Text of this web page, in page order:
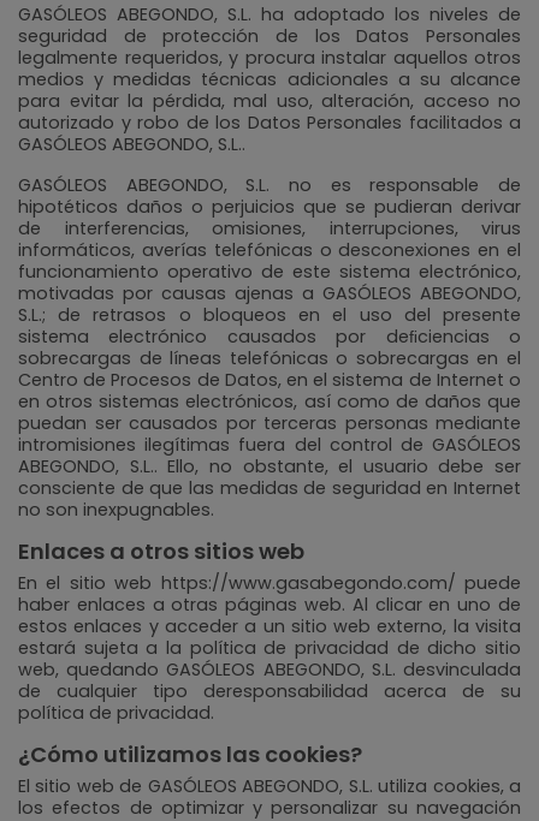
GASÓLEOS ABEGONDO, S.L. ha adoptado los niveles de
seguridad de protección de los Datos Personales
legalmente requeridos, y procura instalar aquellos otros
medios y medidas técnicas adicionales a su alcance
para evitar la pérdida, mal uso, alteración, acceso no
autorizado y robo de los Datos Personales facilitados a
GASÓLEOS ABEGONDO, S.L..
GASÓLEOS ABEGONDO, S.L. no es responsable de
hipotéticos daños o perjuicios que se pudieran derivar
de interferencias, omisiones, interrupciones, virus
informáticos, averías telefónicas o desconexiones en el
funcionamiento operativo de este sistema electrónico,
motivadas por causas ajenas a GASÓLEOS ABEGONDO,
S.L.; de retrasos o bloqueos en el uso del presente
sistema electrónico causados por deﬁciencias o
sobrecargas de líneas telefónicas o sobrecargas en el
Centro de Procesos de Datos, en el sistema de Internet o
en otros sistemas electrónicos, así como de daños que
puedan ser causados por terceras personas mediante
intromisiones ilegítimas fuera del control de GASÓLEOS
ABEGONDO, S.L.. Ello, no obstante, el usuario debe ser
consciente de que las medidas de seguridad en Internet
no son inexpugnables.
Enlaces a otros sitios web
En el sitio web https://www.gasabegondo.com/ puede
haber enlaces a otras páginas web. Al clicar en uno de
estos enlaces y acceder a un sitio web externo, la visita
estará sujeta a la política de privacidad de dicho sitio
web, quedando GASÓLEOS ABEGONDO, S.L. desvinculada
de cualquier tipo deresponsabilidad acerca de su
política de privacidad.
¿Cómo utilizamos las cookies?
El sitio web de GASÓLEOS ABEGONDO, S.L. utiliza cookies, a
los efectos de optimizar y personalizar su navegación